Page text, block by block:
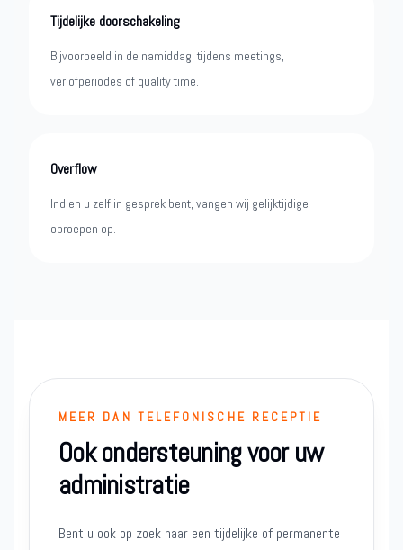
Tijdelijke doorschakeling
Bijvoorbeeld in de namiddag, tijdens meetings,
verlofperiodes of quality time.
Overflow
Indien u zelf in gesprek bent, vangen wij gelijktijdige
oproepen op.
MEER DAN TELEFONISCHE RECEPTIE
Ook ondersteuning voor uw
administratie
Bent u ook op zoek naar een tijdelijke of permanente